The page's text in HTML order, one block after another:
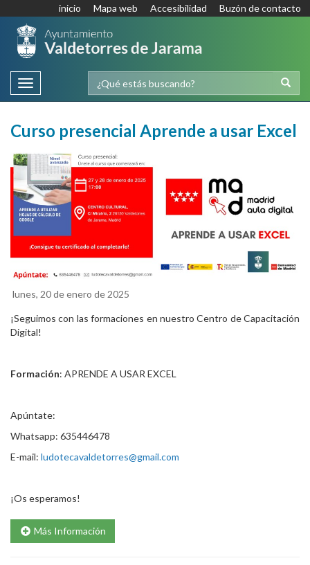
inicio Mapa web Accesibilidad Buzón de contacto
Toggle
navigation
Curso presencial Aprende a usar Excel
lunes, 20 de enero de 2025
¡Seguimos con las formaciones en nuestro Centro de Capacitación
Digital!
Formación: APRENDE A USAR EXCEL
Apúntate:
Whatsapp: 635446478
E-mail: ludotecavaldetorres@gmail.com
¡Os esperamos!
Más Información